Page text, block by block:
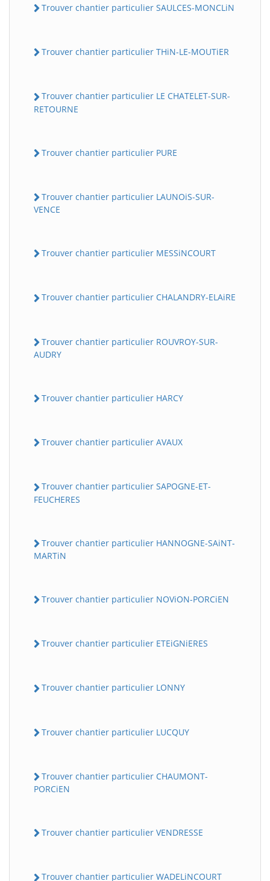
Trouver chantier particulier SAULCES-MONCLiN
Trouver chantier particulier THiN-LE-MOUTiER
Trouver chantier particulier LE CHATELET-SUR-
RETOURNE
Trouver chantier particulier PURE
Trouver chantier particulier LAUNOiS-SUR-
VENCE
Trouver chantier particulier MESSiNCOURT
Trouver chantier particulier CHALANDRY-ELAiRE
Trouver chantier particulier ROUVROY-SUR-
AUDRY
Trouver chantier particulier HARCY
Trouver chantier particulier AVAUX
Trouver chantier particulier SAPOGNE-ET-
FEUCHERES
Trouver chantier particulier HANNOGNE-SAiNT-
MARTiN
Trouver chantier particulier NOViON-PORCiEN
Trouver chantier particulier ETEiGNiERES
Trouver chantier particulier LONNY
Trouver chantier particulier LUCQUY
Trouver chantier particulier CHAUMONT-
PORCiEN
Trouver chantier particulier VENDRESSE
Trouver chantier particulier WADELiNCOURT
BatiWebPro